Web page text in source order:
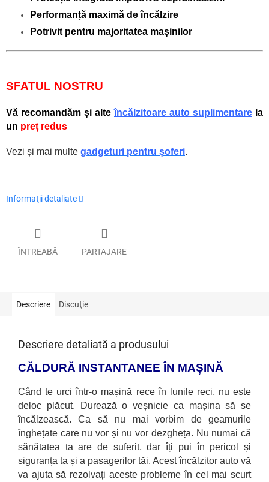
Performanță maximă deîncălzire
Potrivit pentru majoritatea mașinilor
SFATUL NOSTRU
Vă recomandăm și alteîncălzitoare auto suplimentare la
un preț redus
Vezi și mai multe gadgeturi pentru șoferi.
Informaţii detaliate
ÎNTREABĂ PARTAJARE
Descriere Discuţie
Descriere detaliată a produsului
CĂLDURĂ INSTANTANEE ÎN MAȘINĂ
Când te urci într-o mașină receîn lunile reci, nu este
deloc plăcut. Durează o veșnicie ca mașina să se
încălzească. Ca să nu mai vorbim de geamurile
înghețate care nu vor și nu vor dezgheța. Nu numai că
sănătatea ta are de suferit, dar îți pui în pericol și
siguranța ta și a pasagerilor tăi. Acest încălzitor auto vă
va ajuta să rezolvați aceste probleme în cel mai scurt